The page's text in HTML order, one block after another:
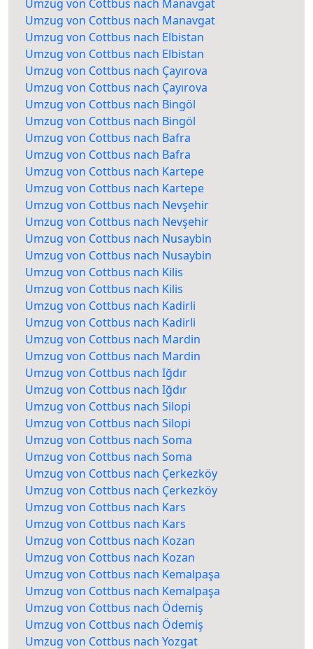
Umzug von Cottbus nach Manavgat
Umzug von Cottbus nach Manavgat
Umzug von Cottbus nach Elbistan
Umzug von Cottbus nach Elbistan
Umzug von Cottbus nach Çayırova
Umzug von Cottbus nach Çayırova
Umzug von Cottbus nach Bingöl
Umzug von Cottbus nach Bingöl
Umzug von Cottbus nach Bafra
Umzug von Cottbus nach Bafra
Umzug von Cottbus nach Kartepe
Umzug von Cottbus nach Kartepe
Umzug von Cottbus nach Nevşehir
Umzug von Cottbus nach Nevşehir
Umzug von Cottbus nach Nusaybin
Umzug von Cottbus nach Nusaybin
Umzug von Cottbus nach Kilis
Umzug von Cottbus nach Kilis
Umzug von Cottbus nach Kadirli
Umzug von Cottbus nach Kadirli
Umzug von Cottbus nach Mardin
Umzug von Cottbus nach Mardin
Umzug von Cottbus nach Iğdır
Umzug von Cottbus nach Iğdır
Umzug von Cottbus nach Silopi
Umzug von Cottbus nach Silopi
Umzug von Cottbus nach Soma
Umzug von Cottbus nach Soma
Umzug von Cottbus nach Çerkezköy
Umzug von Cottbus nach Çerkezköy
Umzug von Cottbus nach Kars
Umzug von Cottbus nach Kars
Umzug von Cottbus nach Kozan
Umzug von Cottbus nach Kozan
Umzug von Cottbus nach Kemalpaşa
Umzug von Cottbus nach Kemalpaşa
Umzug von Cottbus nach Ödemiş
Umzug von Cottbus nach Ödemiş
Umzug von Cottbus nach Yozgat